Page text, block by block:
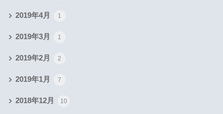
2019年4月 1
2019年3月 1
2019年2月 2
2019年1月 7
2018年12月 10